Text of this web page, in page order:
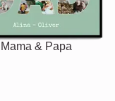
Mama & Papa